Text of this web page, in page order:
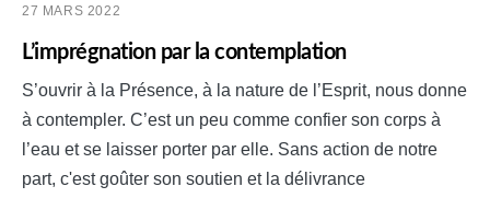
27 MARS 2022
L’imprégnation par la contemplation
S’ouvrir à la Présence, à la nature de l’Esprit, nous donne
à contempler. C’est un peu comme confier son corps à
l’eau et se laisser porter par elle. Sans action de notre
part, c'est goûter son soutien et la délivrance